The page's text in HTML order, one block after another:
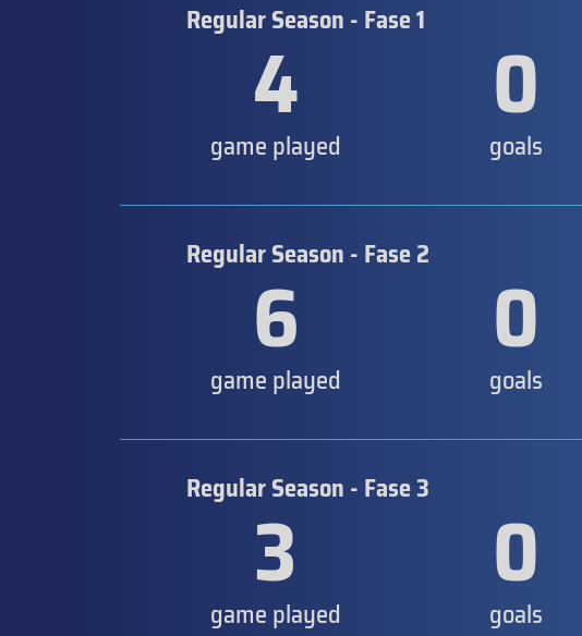
Regular Season - Fase 1
4
game played 0
goals
Regular Season - Fase 2
6
game played 0
goals
Regular Season - Fase 3
3
game played 0
goals